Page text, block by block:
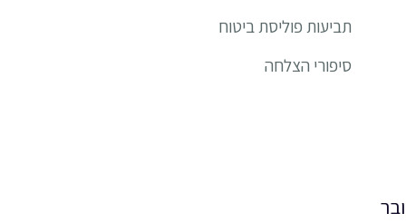
תביעות פוליסת ביטוח
סיפורי הצלחה